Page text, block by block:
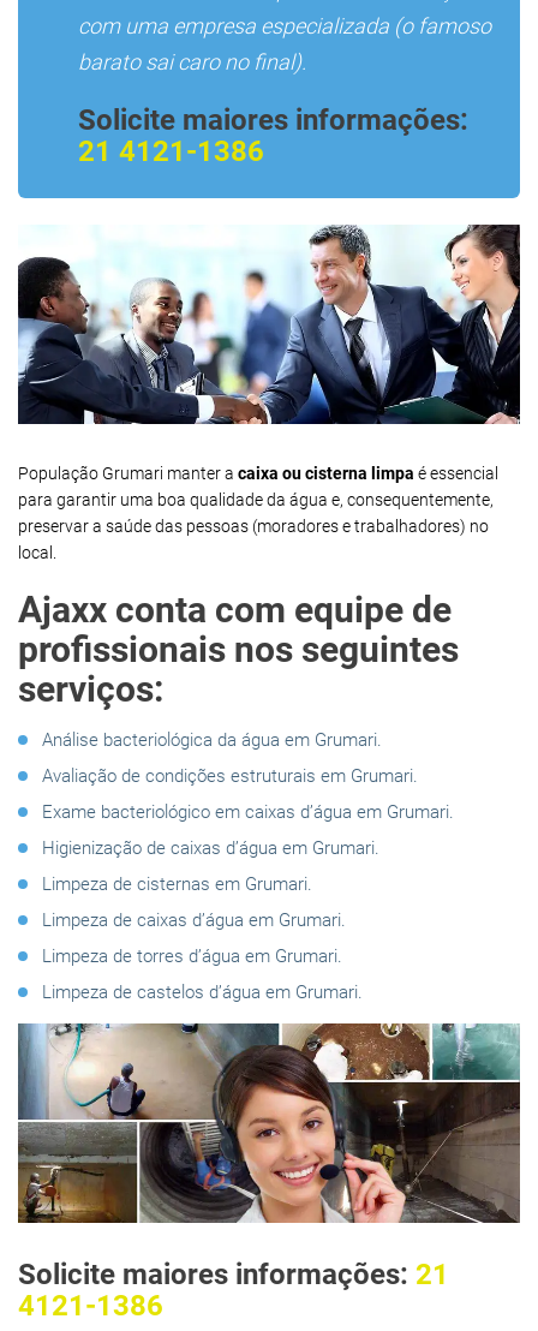
com uma empresa especializada (o famoso
barato sai caro no final).
Solicite maiores informações:
21 4121-1386
População Grumari manter a caixa ou cisterna limpa é essencial
para garantir uma boa qualidade da água e, consequentemente,
preservar a saúde das pessoas (moradores e trabalhadores) no
local.
Ajaxx conta com equipe de
profissionais nos seguintes
serviços:
Análise bacteriológica da água em Grumari.
Avaliação de condições estruturais em Grumari.
Exame bacteriológico em caixas d’água em Grumari.
Higienização de caixas d’água em Grumari.
Limpeza de cisternas em Grumari.
Limpeza de caixas d’água em Grumari.
Limpeza de torres d’água em Grumari.
Limpeza de castelos d’água em Grumari.
Solicite maiores informações: 21
4121-1386